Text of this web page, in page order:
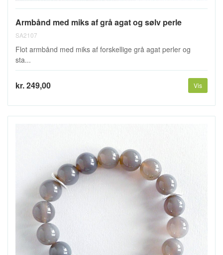
Armbånd med miks af grå agat og sølv perle
SA2107
Flot armbånd med miks af forskellige grå agat perler og
sta...
kr. 249,00 Vis